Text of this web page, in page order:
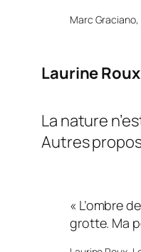
Marc Graciano,
Laurine
La nature
Autres
« L’ombre
grotte. Ma